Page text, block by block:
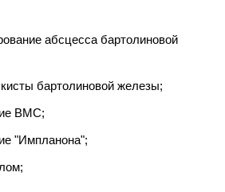
абсцесса бартолиновой
бартолиновой железы;
ВМС;
"Импланона";